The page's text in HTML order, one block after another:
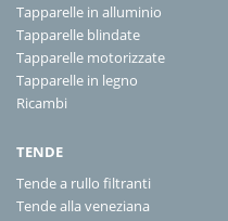
Tapparelle in alluminio
Tapparelle blindate
Tapparelle motorizzate
Tapparelle in legno
Ricambi
TENDE
Tende a rullo filtranti
Tende alla veneziana